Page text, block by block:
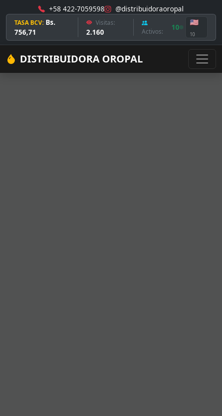
+58 422-7059598 @distribuidoraoropal
TASA BCV: Bs.
756,71
Visitas:
2.160 Activos: 10
🇺🇸
10
DISTRIBUIDORA OROPAL